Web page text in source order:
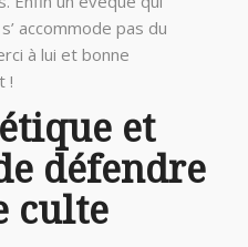
accommode pas du
à lui et bonne
!
et
défendre
culte